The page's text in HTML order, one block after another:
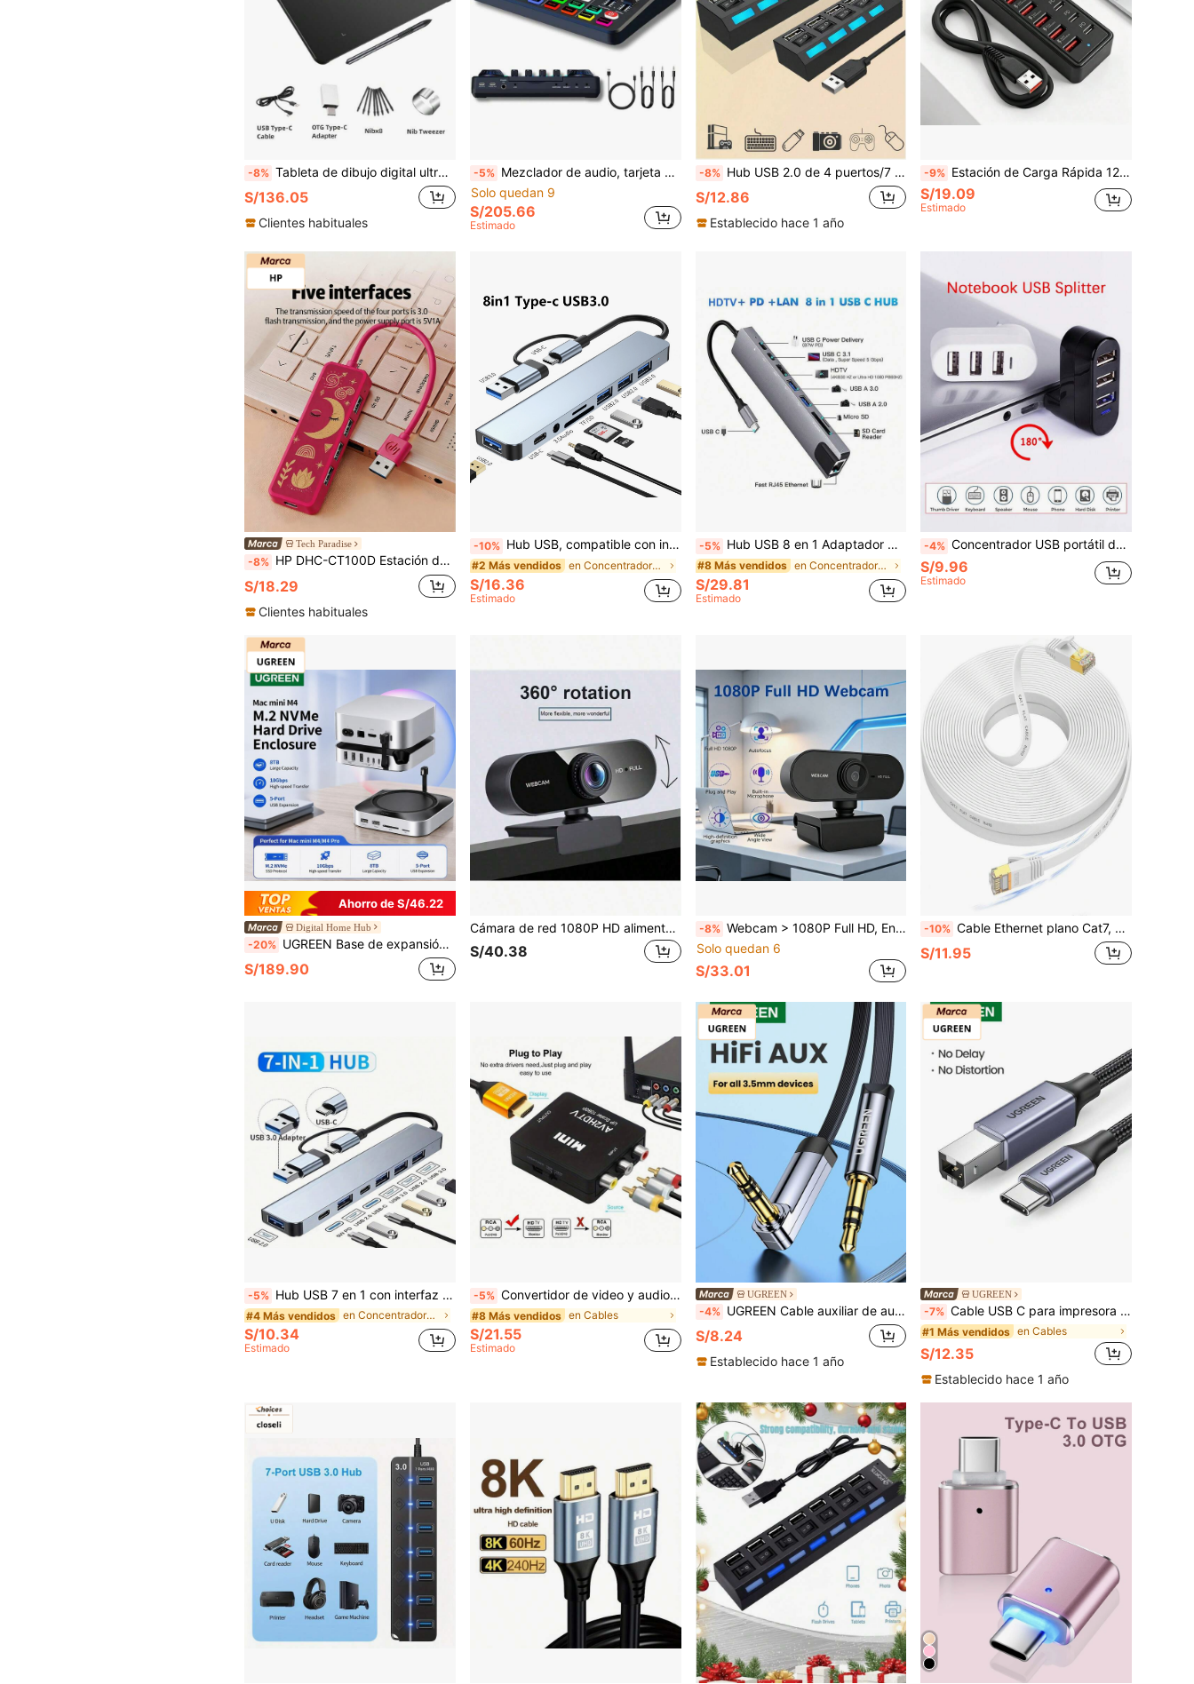
-8% Tableta de dibujo digital ultradelgada de 10 pulgadas con 6 teclas de acceso directo y 16384 niveles de presión, lápiz óptico pasivo (incluye 8 puntas de repuesto y 1 adaptador OTG), compatible con Windows XP/7/8/10, MacOS 11.0+, Android 5.0+, adecuado para dibujar, diseñar y enseñanza en línea. Viene en una caja de regalo de lujo, perfecto para regalos de Navidad a familiares y amigos.
S/136.05
Clientes habituales
-5% Mezclador de audio, tarjeta de sonido en vivo con efectos de mezclador DJ & cambiador de voz, reducción de ruido, silencio con un solo clic, panel de sonido con RGB, equipo de grabación de música, ideal para streaming/podcasting (batería de 3600mAh)
Solo quedan 9
S/205.66
Estimado
-8% Hub USB 2.0 de 4 puertos/7 puertos, multifunción 7 en 1 con interruptor USB, adaptador divisor portátil para computadora, portátil, teléfono, unidad flash, mouse, teclado, dispositivo de juego, reproductor de MP3, disco duro y otros periféricos USB. Compatible con PC, Pro, Mini, Surface Pro, adaptador OTG, impresora, cámara, ventilador USB y otros dispositivos USB.
S/12.86
Establecido hace 1 año
-9% Estación de Carga Rápida 12-en-1 66W | 6 Puertos USB + 6 Puertos de Carga Rápida PD Tipo-C, Hub de Energía Compatible con iPhone, Portátil, Teléfono, Tableta, Consola de Juegos y Otros Dispositivos
S/19.09
Estimado
Tech Paradise
-8% HP DHC-CT100D Estación de acoplamiento 4 en 1 Tipo C, proyección 4K HDMI, carga rápida PD, adaptador de concentrador USB 2.0, compatible con MacBook de Apple y todas las computadoras portátiles Tipo C, color rojo rosa
S/18.29
Clientes habituales
-10% Hub USB, compatible con interfaces USB y Tipo C, estación de acoplamiento USB C de 8 puertos, con USB 3.0, USB 2.0, lector de tarjetas Micro SD/TF, micrófono/audio y otras interfaces, adecuado para portátiles, cámaras, computadoras de escritorio Pro, dispositivos de tableta
#2 Más vendidos en Concentradores USB
S/16.36
Estimado
-5% Hub USB 8 en 1 Adaptador Multi-Puerto Tipo-C 4K HDTV 100Mbps RJ45 Ethernet USB3.0 Puerto de Carga PD 87W Lector de Tarjetas TF SD Compatible con Macbook, Matebook, S10 y Otros Dispositivos
#8 Más vendidos en Concentradores USB
S/29.81
Estimado
-4% Concentrador USB portátil de alta velocidad de 3 puertos - Adaptador giratorio Plug-and-Play para mejorar la conectividad de la laptop/PC
S/9.96
Estimado
Ahorro de S/46.22
Digital Home Hub
-20% UGREEN Base de expansión para SSD M.2 de Mac mini, kit de expansión para Mac mini, incluye base + carcasa para disco duro + soporte elevador, base de expansión para SSD M.2, interfaz USB 3.2, compatible con ordenadores de sobremesa Apple M4/M4 Pro.
S/189.90
Cámara de red 1080P HD alimentada por USB con lente macro de enfoque automático, giratoria 360°, plug and play, adecuada para computadora y Smart TV, aplicable para cursos en línea, reuniones y transmisión en vivo
S/40.38
-8% Webcam > 1080P Full HD, Enfoque Automático, Vista de Ángulo Amplio, Micrófono Integrado, USB Plug And Play > Adecuada para Portátiles y Computadoras de Escritorio, Adecuada para Videoconferencias, Cursos en Línea, Transmisión en Vivo > Cámara de Computadora USB de Alta Definición Compacta, Adecuada para Uso en Oficina y Hogar
Solo quedan 6
S/33.01
-10% Cable Ethernet plano Cat7, cable de red Gigabit de alta velocidad Cat7 con conector RJ45 chapado en oro, 10Gbps, cable de Internet blindado, adecuado para portátiles, módems, enrutadores, computadoras
S/11.95
-5% Hub USB 7 en 1 con interfaz dual USB-C/USB3.0, Divisor USB con 1 puerto USB 3.0, 4 puertos USB 2.0 y 2 puertos USB-C, para electrónicos/PC/portátiles y accesorios/periféricos, Body de aleación de aluminio
#4 Más vendidos en Concentradores USB
S/10.34
Estimado
-5% Convertidor de video y audio de 1080P Mini RCA Composite CVBS AV a HDTV, compatible con PAL/NTSC, con cable de carga USB para PC portátil, TV Box, VHS VCR, cámara, DVD
#8 Más vendidos en Cables
S/21.55
Estimado
UGREEN
-4% UGREEN Cable auxiliar de audio de 3,5 mm con conector de ángulo de 90 grados , compatible con smartphones y tabletas de Apple, así como con altavoces. Conector macho a macho con baño de oro de 24K
S/8.24
Establecido hace 1 año
UGREEN
-7% Cable USB C para impresora UGREEN, Tipo C a USB B 2.0, trenzado de nailon, compatible con MacBook Pro, impresoras, cámaras, piano digital, disco duro
#1 Más vendidos en Cables
S/12.35
Establecido hace 1 año